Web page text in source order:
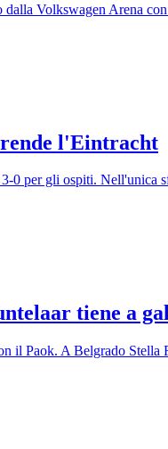
Volkswagen Arena
l'Eintracht
per gli ospiti. Nell'unica
tiene a
il Paok. A Belgrado Stella